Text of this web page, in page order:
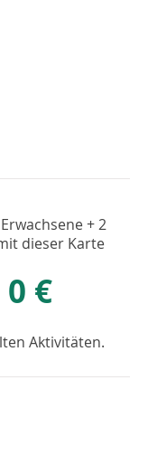
+ 2
dieser Karte
€
Aktivitäten.